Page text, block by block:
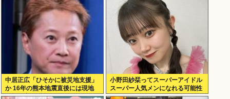
中居正広「ひそかに被災地支援」
か 16年の熊本地震直後には現地
で炊き出し “誰にも知られなくて
小野田紗栞ってスーパーアイドル
スーパー人気メンになれる可能性
あったよな？